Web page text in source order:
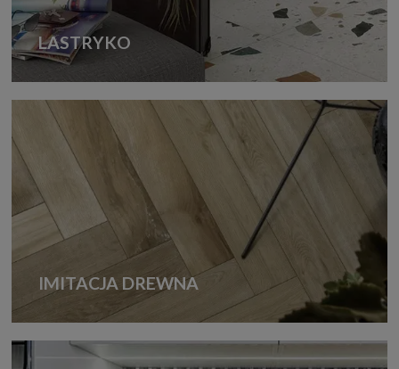
LASTRYKO
IMITACJA DREWNA